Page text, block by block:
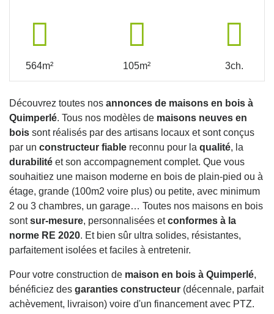
564m² 105m² 3ch.
Découvrez toutes nos annonces de maisons en bois à
Quimperlé. Tous nos modèles de maisons neuves en
bois sont réalisés par des artisans locaux et sont conçus
par un constructeur fiable reconnu pour la qualité, la
durabilité et son accompagnement complet. Que vous
souhaitiez une maison moderne en bois de plain-pied ou à
étage, grande (100m2 voire plus) ou petite, avec minimum
2 ou 3 chambres, un garage… Toutes nos maisons en bois
sontsur-mesure, personnalisées etconformes à la
norme RE 2020. Et bien sûr ultra solides, résistantes,
parfaitement isolées et faciles à entretenir.
Pour votre construction de maison en bois à Quimperlé,
bénéficiez des garanties constructeur (décennale, parfait
achèvement, livraison) voire d'un financement avec PTZ.